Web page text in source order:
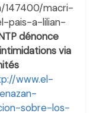
147400/macri-
pais-a-lilian-
dénonce
via
www.el-
sobre-los-